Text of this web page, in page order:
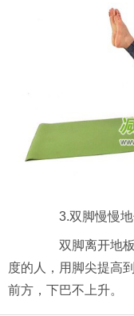
3.双脚慢慢地
双脚离开地板
度的人，用脚尖提高
前方，下巴不上升。